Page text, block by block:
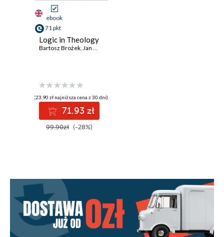
ebook
71 pkt
Logic in Theology
Bartosz Brożek, Jan Woleński
(23,90 zł najniższa cena z 30 dni)
71.93 zł
99.90zł (-28%)